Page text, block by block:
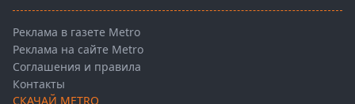
Реклама в газете Metro
Реклама на сайте Metro
Соглашения и правила
Контакты
СКАЧАЙ METRO